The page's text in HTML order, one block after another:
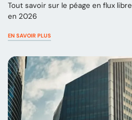
Tout savoir sur le péage en flux libre
en 2026
EN SAVOIR PLUS